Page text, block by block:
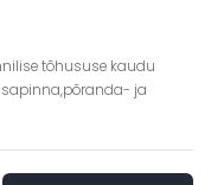
tõhususe kaudu
ja